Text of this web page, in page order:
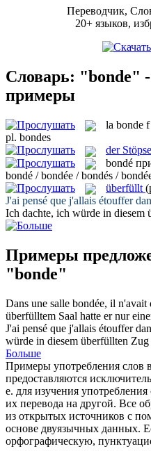
Переводчик,
20+ языков,
Словарь: "bonde"
примеры
la bonde f
pl. bondes
der
bondé
bondé / bondée / bondés /
überfüllt
J'ai pensé que j'allais étouffer
Ich dachte, ich würde in diesem
Примеры
"bonde"
Dans une salle bondée, il n'avait
überfülltem Saal hatte er nur
J'ai pensé que j'allais étouffer
würde in diesem überfüllten Zug
Больше
Примеры употребления слов
предоставляются
е. для изучения
их перевода на другой. Все
из открытых источников с
основе двуязычных данных.
орфографическую,